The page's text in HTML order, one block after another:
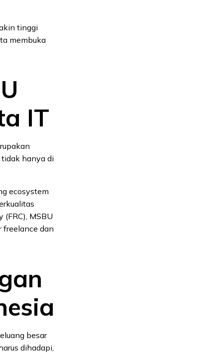
tinggi
membuka
IT
hanya di
ecosystem
MSBU
freelance dan
besar
dihadapi,